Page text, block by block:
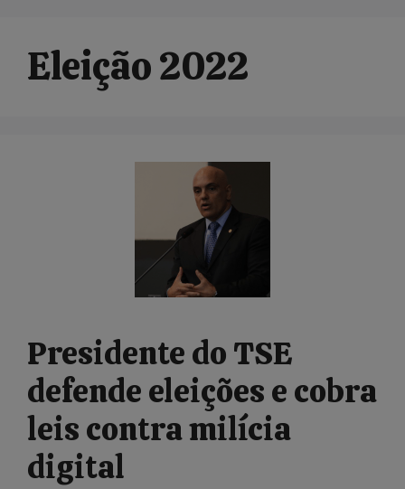
Eleição 2022
Presidente do TSE
defende eleições e cobra
leis contra milícia
digital